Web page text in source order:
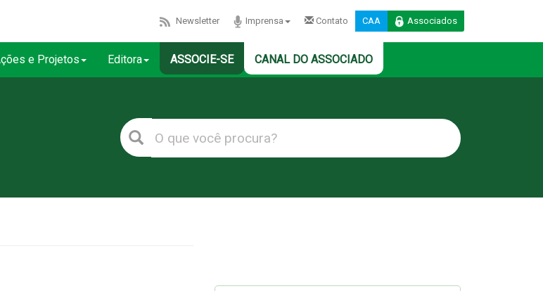
Newsletter Imprensa Contato CAA Associados
e Projetos Editora ASSOCIE-SE CANAL DO ASSOCIADO